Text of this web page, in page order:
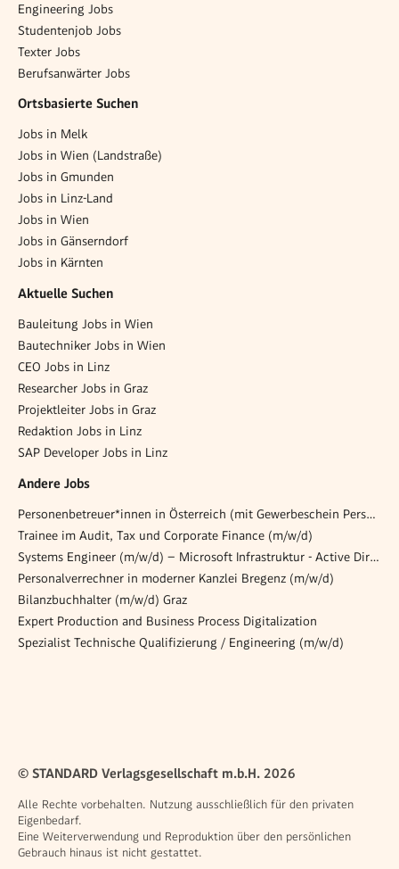
Engineering Jobs
Studentenjob Jobs
Texter Jobs
Berufsanwärter Jobs
Ortsbasierte Suchen
Jobs in Melk
Jobs in Wien (Landstraße)
Jobs in Gmunden
Jobs in Linz-Land
Jobs in Wien
Jobs in Gänserndorf
Jobs in Kärnten
Aktuelle Suchen
Bauleitung Jobs in Wien
Bautechniker Jobs in Wien
CEO Jobs in Linz
Researcher Jobs in Graz
Projektleiter Jobs in Graz
Redaktion Jobs in Linz
SAP Developer Jobs in Linz
Andere Jobs
Personenbetreuer*innen in Österreich (mit Gewerbeschein Personenbetreuung)
Trainee im Audit, Tax und Corporate Finance (m/w/d)
Systems Engineer (m/w/d) – Microsoft Infrastruktur - Active Directory | Entra ID | PKI
Personalverrechner in moderner Kanzlei Bregenz (m/w/d)
Bilanzbuchhalter (m/w/d) Graz
Expert Production and Business Process Digitalization
Spezialist Technische Qualifizierung / Engineering (m/w/d)
© STANDARD Verlagsgesellschaft m.b.H. 2026
Alle Rechte vorbehalten. Nutzung ausschließlich für den privaten
Eigenbedarf.
Eine Weiterverwendung und Reproduktion über den persönlichen
Gebrauch hinaus ist nicht gestattet.